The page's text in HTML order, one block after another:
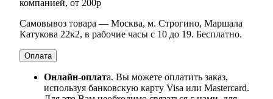
компанией, от 200р
Самовывоз товара — Москва, м. Строгино, Маршала
Катукова 22к2, в рабочие часы с 10 до 19. Бесплатно.
Оплата
Онлайн-оплата. Вы можете оплатить заказ,
используя банковскую карту Visa или Mastercard.